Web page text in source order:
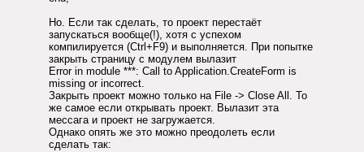
Но. Если так сделать, то проект перестаёт
запускаться вообще(!), хотя с успехом
компилируется (Ctrl+F9) и выполняется. При попытке
закрыть страницу с модулем вылазит
Error in module ***: Call to Application.CreateForm is
missing or incorrect.
Закрыть проект можно только на File -> Close All. То
же самое если открывать проект. Вылазит эта
мессага и проект не загружается.
Однако опять же это можно преодолеть если
сделать так: